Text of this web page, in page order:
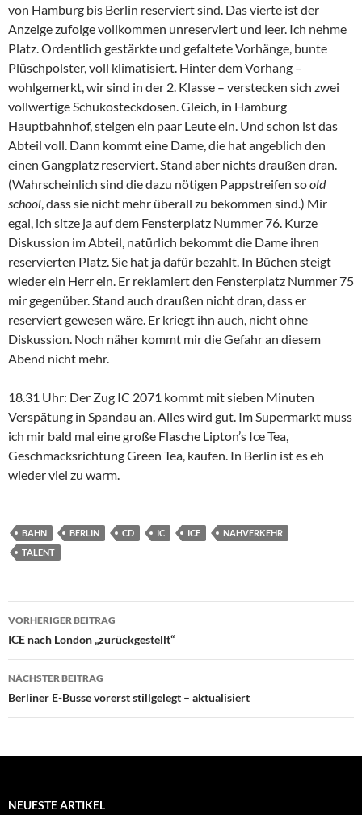
von Hamburg bis Berlin reserviert sind. Das vierte ist der
Anzeige zufolge vollkommen unreserviert und leer. Ich nehme
Platz. Ordentlich gestärkte und gefaltete Vorhänge, bunte
Plüschpolster, voll klimatisiert. Hinter dem Vorhang –
wohlgemerkt, wir sind in der 2. Klasse – verstecken sich zwei
vollwertige Schukosteckdosen. Gleich, in Hamburg
Hauptbahnhof, steigen ein paar Leute ein. Und schon ist das
Abteil voll. Dann kommt eine Dame, die hat angeblich den
einen Gangplatz reserviert. Stand aber nichts draußen dran.
(Wahrscheinlich sind die dazu nötigen Pappstreifen soold
school , dass sie nicht mehr überall zu bekommen sind.) Mir
egal, ich sitze ja auf dem Fensterplatz Nummer 76. Kurze
Diskussion im Abteil, natürlich bekommt die Dame ihren
reservierten Platz. Sie hat ja dafür bezahlt. In Büchen steigt
wieder ein Herr ein. Er reklamiert den Fensterplatz Nummer 75
mir gegenüber. Stand auch draußen nicht dran, dass er
reserviert gewesen wäre. Er kriegt ihn auch, nicht ohne
Diskussion. Noch näher kommt mir die Gefahr an diesem
Abend nicht mehr.
18.31 Uhr: Der Zug IC 2071 kommt mit sieben Minuten
Verspätung in Spandau an. Alles wird gut. Im Supermarkt muss
ich mir bald mal eine große Flasche Lipton’s Ice Tea,
Geschmacksrichtung Green Tea, kaufen. In Berlin ist es eh
wieder viel zu warm.
BAHN BERLIN CD IC ICE
NAHVERKEHR
TALENT
Beitragsnavigation
VORHERIGER BEITRAG
ICE nach London „zurückgestellt“
NÄCHSTER BEITRAG
Berliner E-Busse vorerst stillgelegt – aktualisiert
NEUESTE ARTIKEL